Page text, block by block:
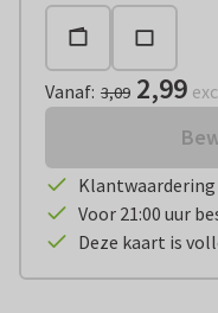
Vanaf: 3,09 2,99
Klantwaardering
Voor 21:00 uur
Deze kaart is